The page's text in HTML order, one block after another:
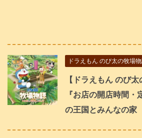
ドラえもん のび太の牧場
【ドラえもん のび
『お店の開店時間
の王国とみんなの家